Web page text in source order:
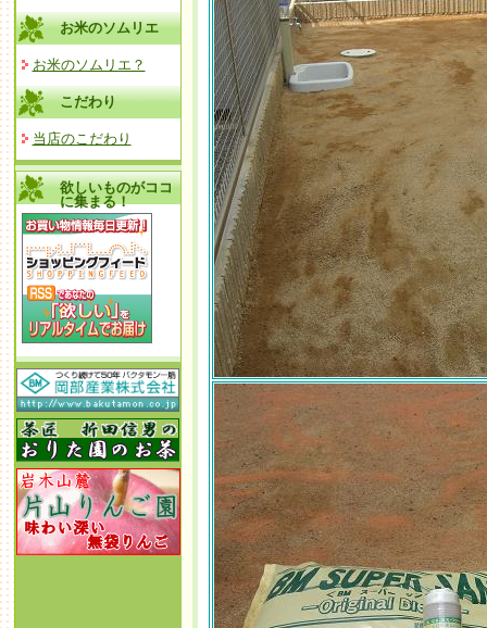
お米のソムリエ
お米のソムリエ？
こだわり
当店のこだわり
欲しいものがココ
に集まる！